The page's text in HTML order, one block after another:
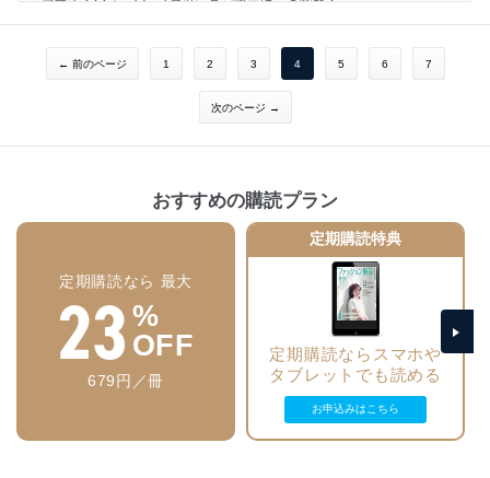
・新・お客さまゼッタイ主義
・衣服のソムリエ 育成ゼミナール
・今月の魅せ方・売り方
・may_ugramのインスタ講座
・カンタン英語接客術！
・どこでもヨガでセルフケア
・今月の視点
・売るアプローチが様変わり 次世代の体験型店舗
●ライフスタイルに合わせた日用雑貨・小物提案で 客単価アップを狙う
・日本におけるライフスタイルショップの系譜
・トレンドの雑貨・小物アイテム＆売り方のポイント
●「ファッション本」でセンスを磨く
●売れっ子スタッフのカラーレッスン 第4回
●これからの小売店と販売員の在り方
【連載・シリーズ・リポート】
← 前のページ 1 2 3 4 5 6 7
次のページ →
おすすめの購読プラン
定期購読なら 最大
23 %
OFF
679円／冊
定期購読特典
定期購読ならスマホや
タブレットでも読める
お申込みはこちら